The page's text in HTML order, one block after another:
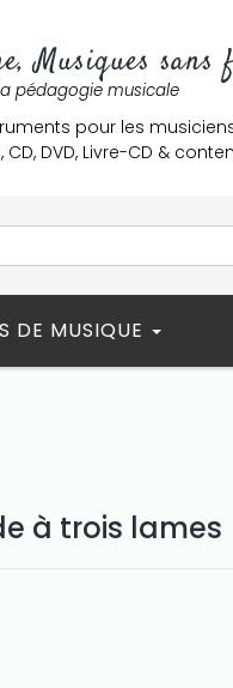
Musiques sans
pédagogie musicale
pour les
DVD, Livre-CD &
DE MUSIQUE
à trois lames